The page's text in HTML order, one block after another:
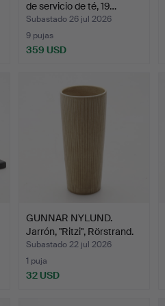
de servicio de té, 19…
Subastado 26 jul 2026
9 pujas
359 USD
GUNNAR NYLUND.
Jarrón, "Ritzi", Rörstrand.
Subastado 22 jul 2026
1 puja
32 USD